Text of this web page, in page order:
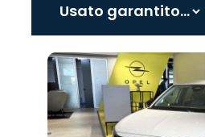
Promo
Mazda
Promo
Jeep
Promo
Cupra
Promo
Omoda
Promo
Alfa
Romeo
Promo
Abarth
Promo
Lancia
Promo
Fiat
Promo
Hyundai
Promo
Citroën
Promo
Opel
Promo
Jaecoo
Promo
Peugeot
Promo
Land
Rover
Promo
Seat
‹